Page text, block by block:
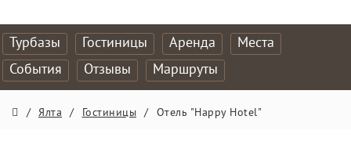
Турбазы Гостиницы Аренда
Места
События
Отзывы Маршруты
/ Ялта / Гостиницы / Отель "Happy Hotel"